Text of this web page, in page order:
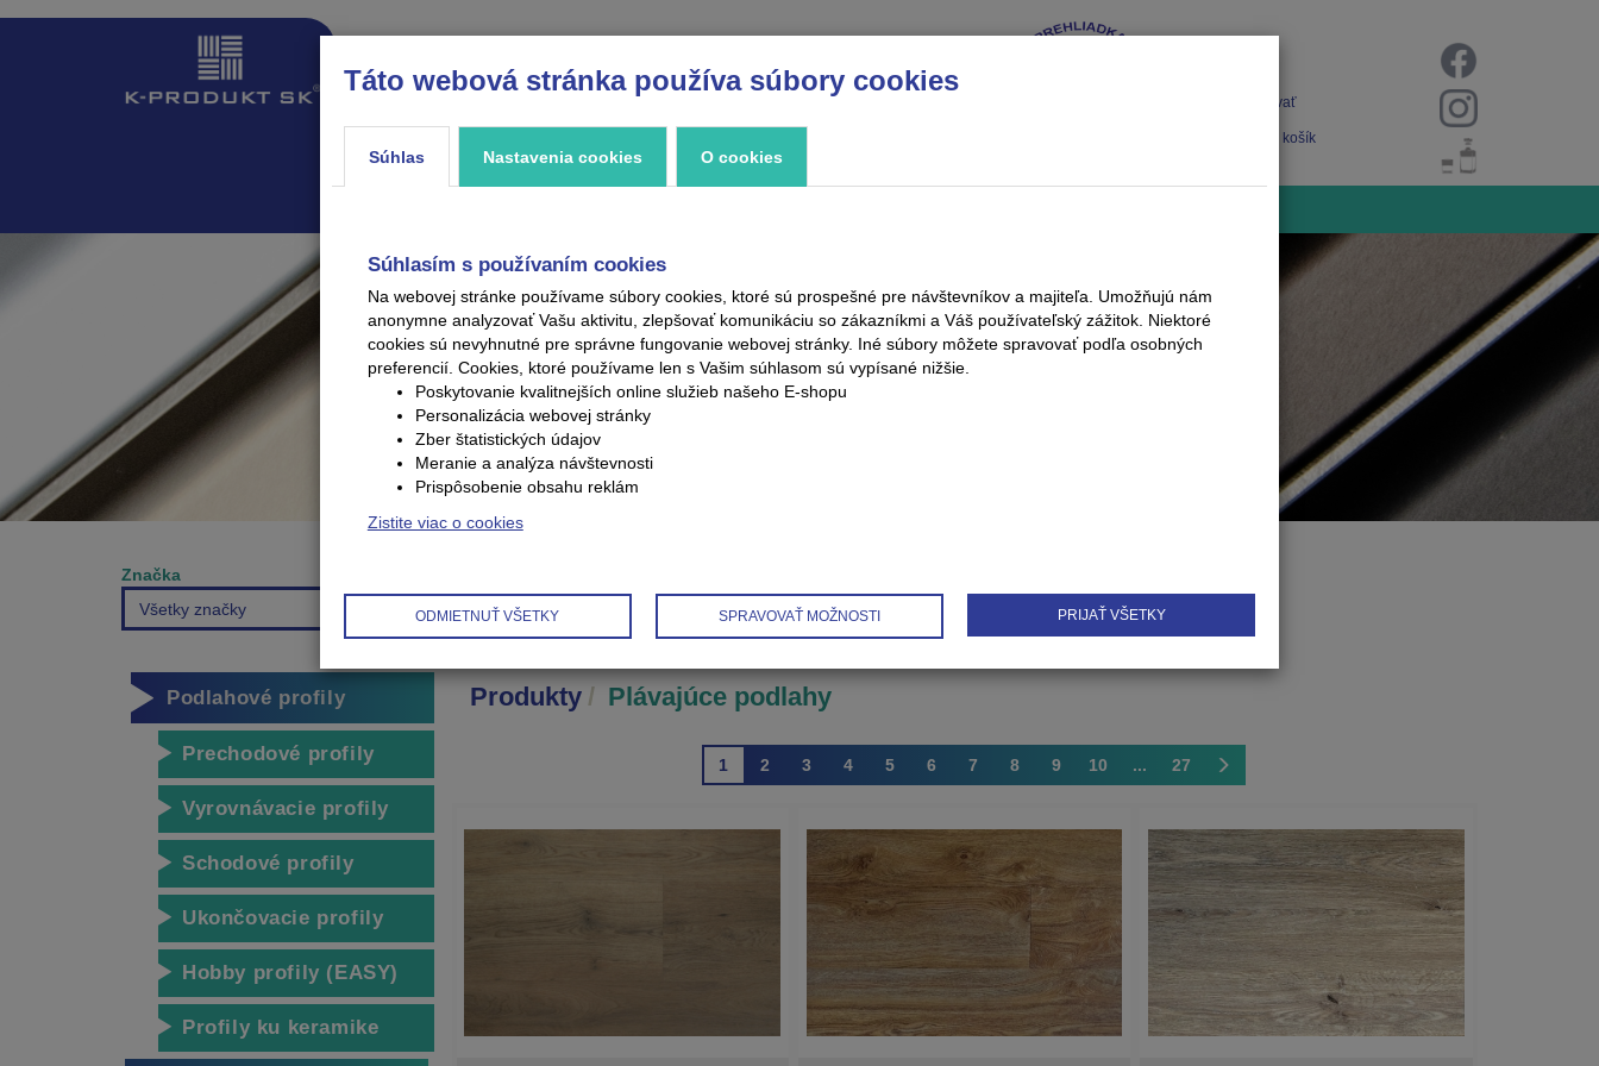
ZAUJÍMAVOSTI Registrovať
Nákupný košík
Značka
Všetky značky
Podlahové profily
Prechodové profily
Vyrovnávacie profily
Schodové profily
Ukončovacie profily
Hobby profily (EASY)
Profily ku keramike
Produkty Plávajúce podlahy
1 2 3 4 5 6 7 8 9 10 ... 27
Táto webová stránka používa súbory cookies
Súhlas Nastavenia cookies O cookies
Súhlasím s používaním cookies
Na webovej stránke používame súbory cookies, ktoré sú prospešné pre návštevníkov a majiteľa. Umožňujú nám
anonymne analyzovať Vašu aktivitu, zlepšovať komunikáciu so zákazníkmi a Váš používateľský zážitok. Niektoré
cookies sú nevyhnutné pre správne fungovanie webovej stránky. Iné súbory môžete spravovať podľa osobných
preferencií. Cookies, ktoré používame len s Vašim súhlasom sú vypísané nižšie.
Poskytovanie kvalitnejších online služieb našeho E-shopu
Personalizácia webovej stránky
Zber štatistických údajov
Meranie a analýza návštevnosti
Prispôsobenie obsahu reklám
Zistite viac o cookies
ODMIETNUŤ VŠETKY SPRAVOVAŤ MOŽNOSTI PRIJAŤ VŠETKY